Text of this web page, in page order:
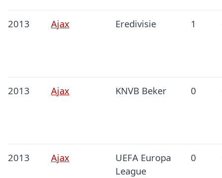
2013 Ajax Eredivisie 1
2013 Ajax KNVB Beker 0
2013 Ajax
UEFA Europa
League
0